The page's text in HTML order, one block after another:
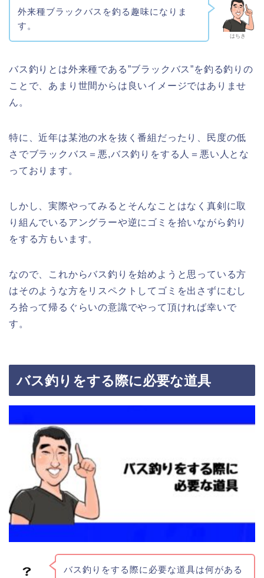
はちき
外来種ブラックバスを釣る趣味になりま
す。
バス釣りとは外来種である”ブラックバス”を釣る釣りの
ことで、あまり世間からは良いイメージではありませ
ん。
特に、近年は某池の水を抜く番組だったり、民度の低
さでブラックバス＝悪,バス釣りをする人＝悪い人とな
っております。
しかし、実際やってみるとそんなことはなく真剣に取
り組んでいるアングラーや逆にゴミを拾いながら釣り
をする方もいます。
なので、これからバス釣りを始めようと思っている方
はそのような方をリスペクトしてゴミを出さずにむし
ろ拾って帰るぐらいの意識でやって頂ければ幸いで
す。
バス釣りをする際に必要な道具
バス釣りをする際に必要な道具は何がある